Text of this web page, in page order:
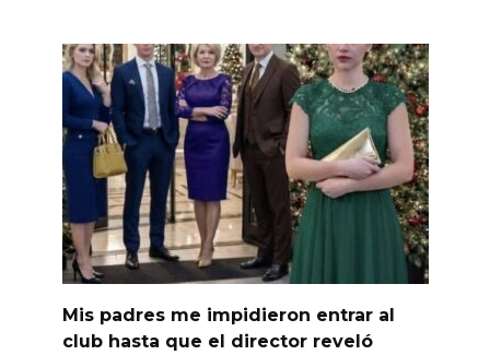
Mis padres me impidieron entrar al
club hasta que el director reveló